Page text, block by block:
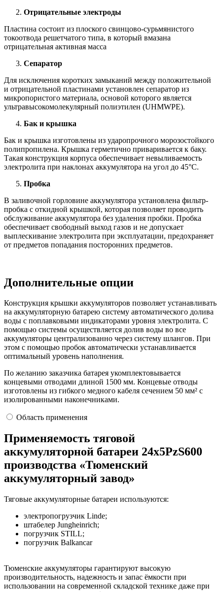
Отрицательные электроды
Пластина состоит из плоского свинцово-сурьмянистого
токоотвода решетчатого типа, в который вмазана
отрицательная активная масса
Сепаратор
Для исключения коротких замыканий между положительной
и отрицательной пластинами установлен сепаратор из
микропористого материала, основой которого является
ультравысокомолекулярный полиэтилен (UHMWPE).
Бак и крышка
Бак и крышка изготовлены из ударопрочного морозостойкого
полипропилена. Крышка герметично приваривается к баку.
Такая конструкция корпуса обеспечивает невыливаемость
электролита при наклонах аккумулятора на угол до 45°С.
Пробка
В заливочной горловине аккумулятора установлена фильтр-
пробка с откидной крышкой, которая позволяет проводить
обслуживание аккумулятора без удаления пробки. Пробка
обеспечивает свободный выход газов и не допускает
выплескивание электролита при эксплуатации, предохраняет
от предметов попадания посторонних предметов.
Дополнительные опции
Конструкция крышки аккумуляторов позволяет устанавливать
на аккумуляторную батарею систему автоматического долива
воды с поплавковыми индикаторами уровня электролита. С
помощью системы осуществляется долив воды во все
аккумуляторы централизованно через систему шлангов. При
этом с помощью пробок автоматически устанавливается
оптимальный уровень наполнения.
По желанию заказчика батарея укомплектовывается
концевыми отводами длиной 1500 мм. Концевые отводы
изготовлены из гибкого медного кабеля сечением 50 мм² с
изолированными наконечниками.
Область применения
Применяемость тяговой
аккумуляторной батареи 24х5PzS600
производства «Тюменский
аккумуляторный завод»
Тяговые аккумуляторные батареи используются:
электропогрузчик Linde;
штабелер Jungheinrich;
погрузчик STILL;
погрузчик Balkancar
Тюменские аккумуляторы гарантируют высокую
производительность, надежность и запас ёмкости при
использовании на современной складской технике даже при